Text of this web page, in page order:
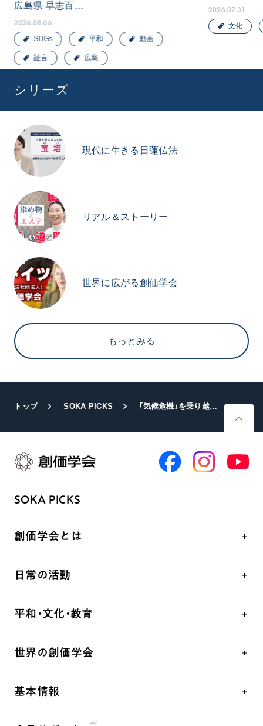
広島県 早志百…
2026.08.06
SDGs 平和 動画
証言 広島
2026.07.31
文化
シリーズ
現代に生きる日蓮仏法
リアル＆ストーリー
世界に広がる創価学会
もっとみる
トップ SOKA PICKS 「気候危機」を乗り越えゆくための挑戦
SOKA PICKS
創価学会とは
祈り
聖典
釈尊～法華経
日常の活動
座談会
仏法を語る
平和・文化・教育
「人権文化」「ジェンダー平等」を促進
世界の創価学会
基本情報